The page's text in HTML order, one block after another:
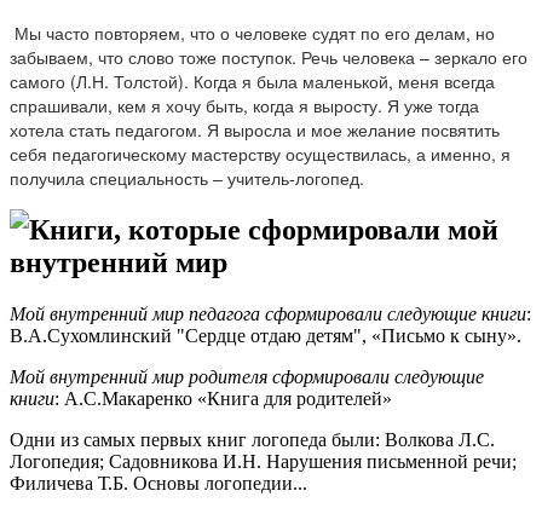
Мы часто повторяем, что о человеке судят по его делам, но
забываем, что слово тоже поступок. Речь человека – зеркало его
самого (Л.Н. Толстой). Когда я была маленькой, меня всегда
спрашивали, кем я хочу быть, когда я выросту. Я уже тогда
хотела стать педагогом. Я выросла и мое желание посвятить
себя педагогическому мастерству осуществилась, а именно, я
получила специальность – учитель-логопед.
Книги, которые сформировали мой
внутренний мир
Мой внутренний мир педагога сформировали следующие книги:
В.А.Сухомлинский "Сердце отдаю детям", «Письмо к сыну».
Мой внутренний мир родителя сформировали следующие
книги: А.С.Макаренко «Книга для родителей»
Одни из самых первых книг логопеда были: Волкова Л.С.
Логопедия; Садовникова И.Н. Нарушения письменной речи;
Филичева Т.Б. Основы логопедии...